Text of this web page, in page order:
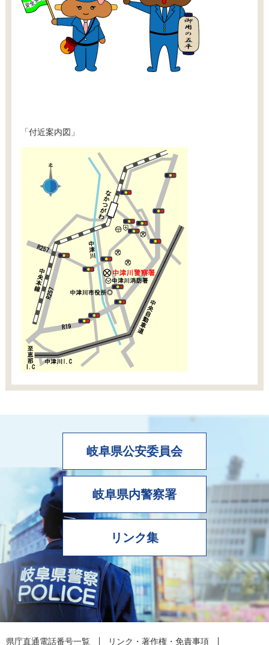
「付近案内図」
岐阜県公安委員会
岐阜県内警察署
リンク集
県庁直通電話番号一覧 リンク・著作権・免責事項